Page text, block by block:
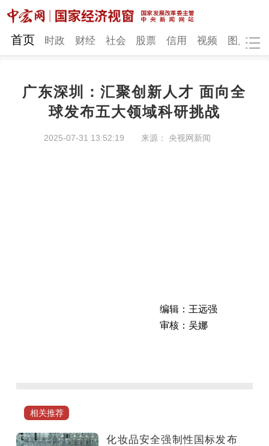
网站地图
时政 财经 社会 股票
图片
首页 时政 财经 社会 股票 信用 视频 图片
广东深圳：汇聚创新人才 面向全
球发布五大领域科研挑战
2025-07-31 13:52:19 来源： 央视网新闻
编辑：王远强
审核：吴娜
汇
创
相关推荐
化妆品安全强制性国标发布